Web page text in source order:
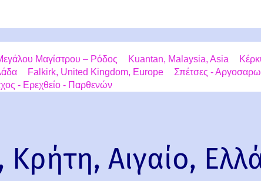
Μαγίστρου – Ρόδος Kuantan, Malaysia, Asia
Falkirk, United Kingdom, Europe Σπέτσες -
- Ερεχθείο - Παρθενών
Κρήτη, Αιγαίο,